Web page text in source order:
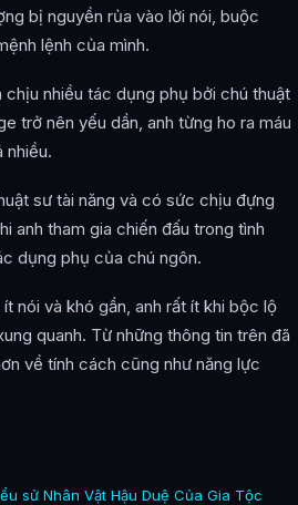
bị nguyền rủa vào lời nói, buộc
lệnh của mình.
chịu nhiều tác dụng phụ bởi chú thuật
trở nên yếu dần, anh từng ho ra máu
nhiều.
sư tài năng và có sức chịu đựng
anh tham gia chiến đấu trong tình
dụng phụ của chú ngôn.
nói và khó gần, anh rất ít khi bộc lộ
quanh. Từ những thông tin trên đã
về tính cách cũng như năng lực
sử Nhân Vật Hậu Duệ Của Gia Tộc